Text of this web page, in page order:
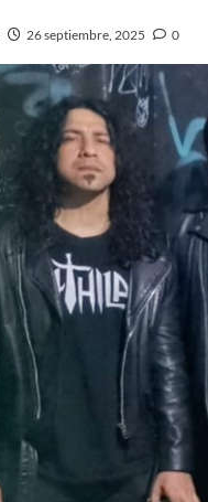
26 septiembre, 2025 0